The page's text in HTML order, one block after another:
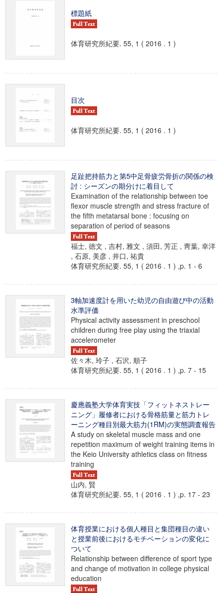
標題紙
体育研究所紀要. 55, 1 ( 2016 . 1 )
目次
体育研究所紀要. 55, 1 ( 2016 . 1 )
足趾把持筋力と第5中足骨疲労骨折の関係の検
討 : シーズンの期分けに着目して
Examination of the relationship between toe
flexor muscle strength and stress fracture of
the fifth metatarsal bone : focusing on
separation of period of seasons
福士, 徳文 , 吉村, 雅文 , 須田, 芳正 , 靑葉, 幸洋
, 石原, 美彦 , 井口, 祐貴
体育研究所紀要. 55, 1 ( 2016 . 1 ) ,p. 1 - 6
3軸加速度計を用いた幼児の自由遊び中の活動
水準評価
Physical activity assessment in preschool
children during free play using the triaxial
accelerometer
佐々木, 玲子 , 石沢, 順子
体育研究所紀要. 55, 1 ( 2016 . 1 ) ,p. 7 - 15
慶應義塾大学体育実技「フィットネストレー
ニング」履修者における骨格筋量と筋力トレ
ーニング種目別最大筋力(1RM)の実態調査報告
A study on skeletal muscle mass and one
repetition maximum of weight training items in
the Keio University athletics class on fitness
training
山内, 賢
体育研究所紀要. 55, 1 ( 2016 . 1 ) ,p. 17 - 23
体育授業における個人種目と集団種目の違い
と授業前後におけるモチベーションの変化に
ついて
Relationship between difference of sport type
and change of motivation in college physical
education